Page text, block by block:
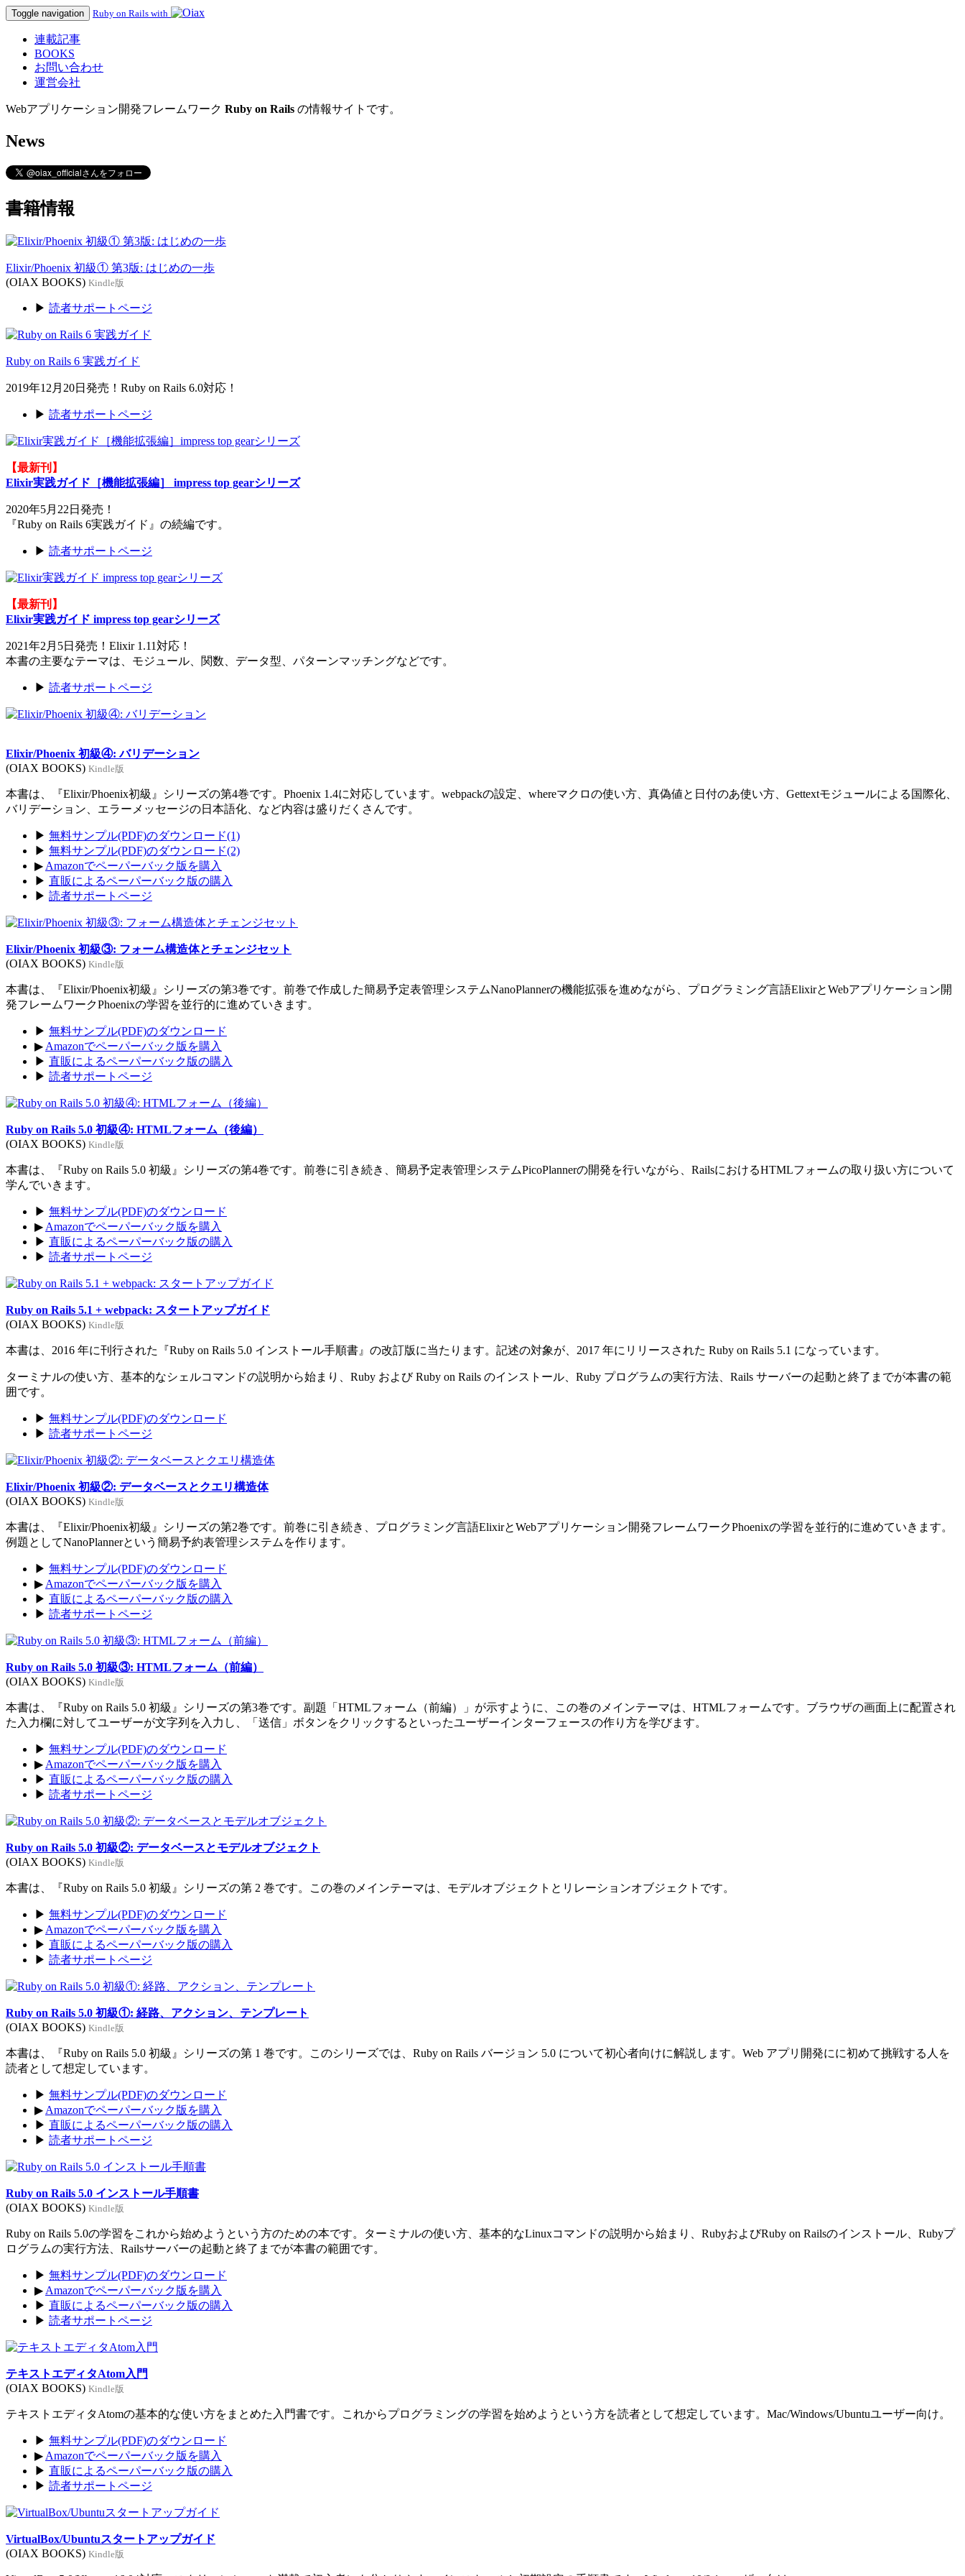
Toggle navigation Ruby on Rails with
連載記事
BOOKS
お問い合わせ
運営会社
Webアプリケーション開発フレームワーク Ruby on Rails の情報サイトです。
News
書籍情報
Elixir/Phoenix 初級① 第3版: はじめの一歩
(OIAX BOOKS) Kindle版
▶ 読者サポートページ
Ruby on Rails 6 実践ガイド
2019年12月20日発売！Ruby on Rails 6.0対応！
▶ 読者サポートページ
【最新刊】
Elixir実践ガイド［機能拡張編］ impress top gearシリーズ
2020年5月22日発売！
『Ruby on Rails 6実践ガイド』の続編です。
▶ 読者サポートページ
【最新刊】
Elixir実践ガイド impress top gearシリーズ
2021年2月5日発売！Elixir 1.11対応！
本書の主要なテーマは、モジュール、関数、データ型、パターンマッチングなどです。
▶ 読者サポートページ
Elixir/Phoenix 初級④: バリデーション
(OIAX BOOKS) Kindle版
本書は、『Elixir/Phoenix初級』シリーズの第4巻です。Phoenix 1.4に対応しています。webpackの設定、whereマクロの使い方、真偽値と日付のあ使い方、Gettextモジュールによる国際化、
バリデーション、エラーメッセージの日本語化、など内容は盛りだくさんです。
▶ 無料サンプル(PDF)のダウンロード(1)
▶ 無料サンプル(PDF)のダウンロード(2)
▶ Amazonでペーパーバック版を購入
▶ 直販によるペーパーバック版の購入
▶ 読者サポートページ
Elixir/Phoenix 初級③: フォーム構造体とチェンジセット
(OIAX BOOKS) Kindle版
本書は、『Elixir/Phoenix初級』シリーズの第3巻です。前巻で作成した簡易予定表管理システムNanoPlannerの機能拡張を進めながら、プログラミング言語ElixirとWebアプリケーション開
発フレームワークPhoenixの学習を並行的に進めていきます。
▶ 無料サンプル(PDF)のダウンロード
▶ Amazonでペーパーバック版を購入
▶ 直販によるペーパーバック版の購入
▶ 読者サポートページ
Ruby on Rails 5.0 初級④: HTMLフォーム（後編）
(OIAX BOOKS) Kindle版
本書は、『Ruby on Rails 5.0 初級』シリーズの第4巻です。前巻に引き続き、簡易予定表管理システムPicoPlannerの開発を行いながら、RailsにおけるHTMLフォームの取り扱い方について
学んでいきます。
▶ 無料サンプル(PDF)のダウンロード
▶ Amazonでペーパーバック版を購入
▶ 直販によるペーパーバック版の購入
▶ 読者サポートページ
Ruby on Rails 5.1 + webpack: スタートアップガイド
(OIAX BOOKS) Kindle版
本書は、2016 年に刊行された『Ruby on Rails 5.0 インストール手順書』の改訂版に当たります。記述の対象が、2017 年にリリースされた Ruby on Rails 5.1 になっています。
ターミナルの使い方、基本的なシェルコマンドの説明から始まり、Ruby および Ruby on Rails のインストール、Ruby プログラムの実行方法、Rails サーバーの起動と終了までが本書の範
囲です。
▶ 無料サンプル(PDF)のダウンロード
▶ 読者サポートページ
Elixir/Phoenix 初級②: データベースとクエリ構造体
(OIAX BOOKS) Kindle版
本書は、『Elixir/Phoenix初級』シリーズの第2巻です。前巻に引き続き、プログラミング言語ElixirとWebアプリケーション開発フレームワークPhoenixの学習を並行的に進めていきます。
例題としてNanoPlannerという簡易予約表管理システムを作ります。
▶ 無料サンプル(PDF)のダウンロード
▶ Amazonでペーパーバック版を購入
▶ 直販によるペーパーバック版の購入
▶ 読者サポートページ
Ruby on Rails 5.0 初級③: HTMLフォーム（前編）
(OIAX BOOKS) Kindle版
本書は、『Ruby on Rails 5.0 初級』シリーズの第3巻です。副題「HTMLフォーム（前編）」が示すように、この巻のメインテーマは、HTMLフォームです。ブラウザの画面上に配置され
た入力欄に対してユーザーが文字列を入力し、「送信」ボタンをクリックするといったユーザーインターフェースの作り方を学びます。
▶ 無料サンプル(PDF)のダウンロード
▶ Amazonでペーパーバック版を購入
▶ 直販によるペーパーバック版の購入
▶ 読者サポートページ
Ruby on Rails 5.0 初級②: データベースとモデルオブジェクト
(OIAX BOOKS) Kindle版
本書は、『Ruby on Rails 5.0 初級』シリーズの第 2 巻です。この巻のメインテーマは、モデルオブジェクトとリレーションオブジェクトです。
▶ 無料サンプル(PDF)のダウンロード
▶ Amazonでペーパーバック版を購入
▶ 直販によるペーパーバック版の購入
▶ 読者サポートページ
Ruby on Rails 5.0 初級①: 経路、アクション、テンプレート
(OIAX BOOKS) Kindle版
本書は、『Ruby on Rails 5.0 初級』シリーズの第 1 巻です。このシリーズでは、Ruby on Rails バージョン 5.0 について初心者向けに解説します。Web アプリ開発にに初めて挑戦する人を
読者として想定しています。
▶ 無料サンプル(PDF)のダウンロード
▶ Amazonでペーパーバック版を購入
▶ 直販によるペーパーバック版の購入
▶ 読者サポートページ
Ruby on Rails 5.0 インストール手順書
(OIAX BOOKS) Kindle版
Ruby on Rails 5.0の学習をこれから始めようという方のための本です。ターミナルの使い方、基本的なLinuxコマンドの説明から始まり、RubyおよびRuby on Railsのインストール、Rubyプ
ログラムの実行方法、Railsサーバーの起動と終了までが本書の範囲です。
▶ 無料サンプル(PDF)のダウンロード
▶ Amazonでペーパーバック版を購入
▶ 直販によるペーパーバック版の購入
▶ 読者サポートページ
テキストエディタAtom入門
(OIAX BOOKS) Kindle版
テキストエディタAtomの基本的な使い方をまとめた入門書です。これからプログラミングの学習を始めようという方を読者として想定しています。Mac/Windows/Ubuntuユーザー向け。
▶ 無料サンプル(PDF)のダウンロード
▶ Amazonでペーパーバック版を購入
▶ 直販によるペーパーバック版の購入
▶ 読者サポートページ
VirtualBox/Ubuntuスタートアップガイド
(OIAX BOOKS) Kindle版